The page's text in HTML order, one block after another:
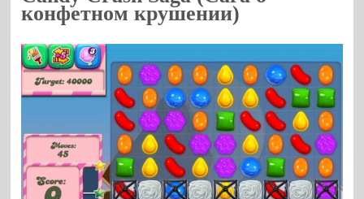
конфетном крушении)